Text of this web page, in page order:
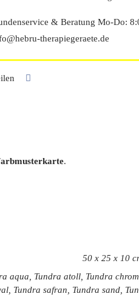
& Beratung Mo-Do:
therapiegeraete.de
.
50 x 25 x 10
aqua, Tundra atoll, Tundra
Tundra safran, Tundra sand,